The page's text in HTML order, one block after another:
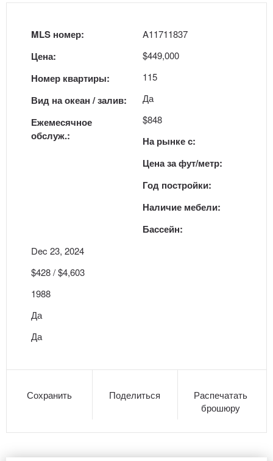
MLS номер:
Цена:
Номер квартиры:
Вид на океан / залив:
Ежемесячное
обслуж.:
A11711837
$449,000
115
Да
$848
На рынке с:
Цена за фут/метр:
Год постройки:
Наличие мебели:
Бассейн:
Dec 23, 2024
$428 / $4,603
1988
Да
Да
Сохранить Поделиться
Распечатать
брошюру